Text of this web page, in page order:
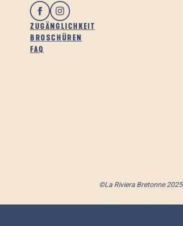
ZUGÄNGLICHKEIT
BROSCHÜREN
FAQ
©La Riviera Bretonne 2025